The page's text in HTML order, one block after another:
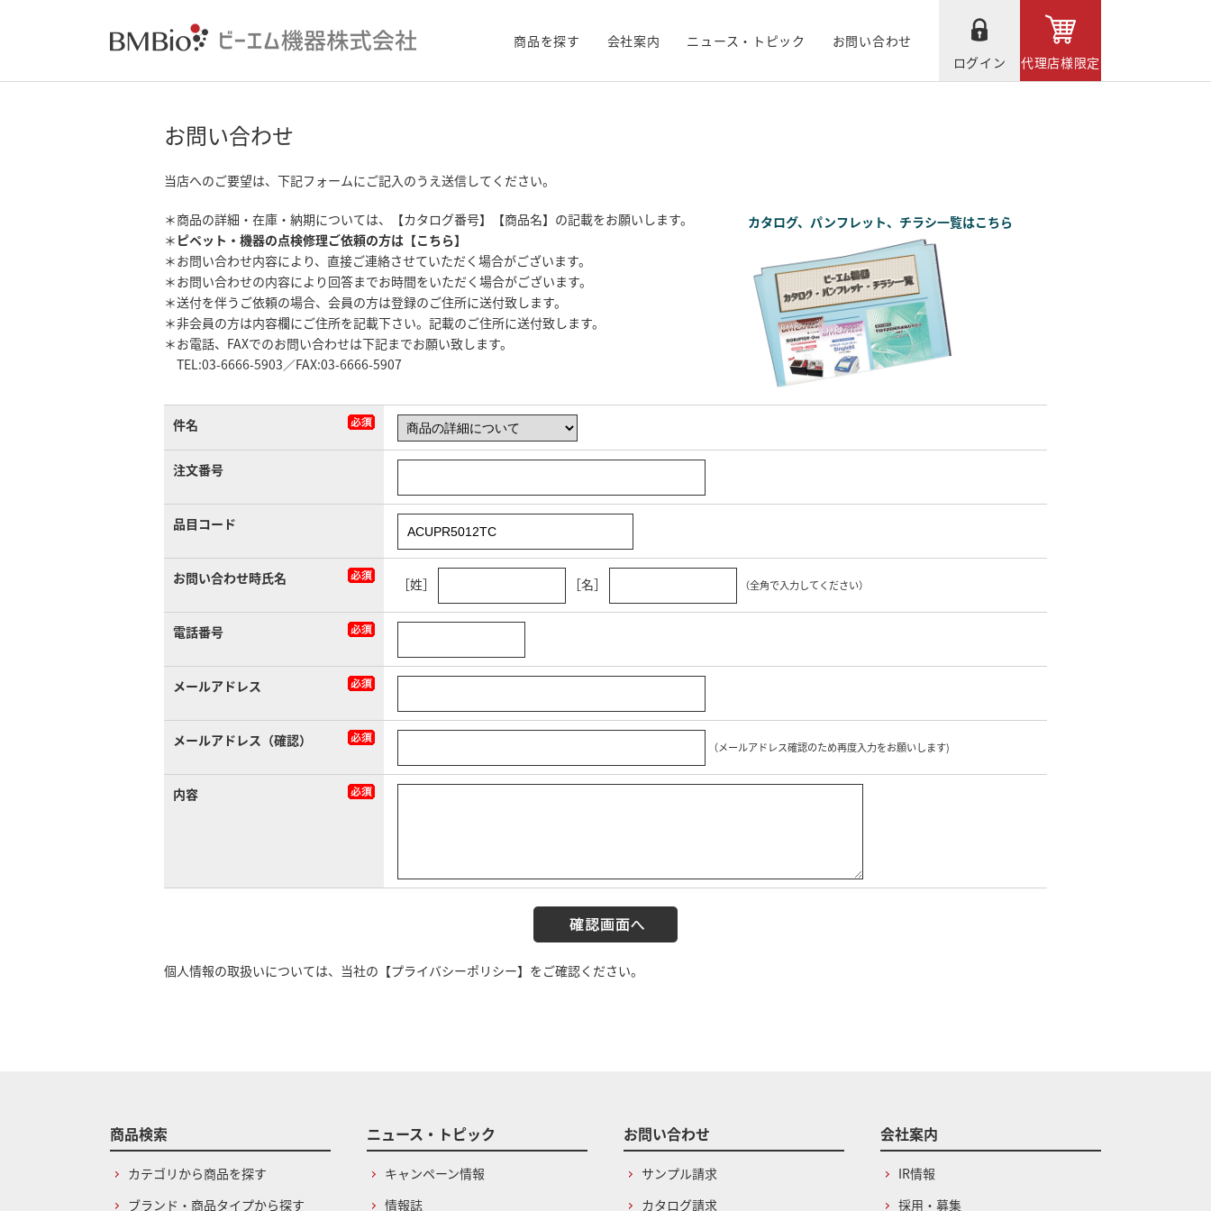
商品を探す 会社案内 ニュース・トピック
お問い合わせ
ログイン
代理店様限定
お問い合わせ
当店へのご要望は、下記フォームにご記入のうえ送信してください。
＊商品の詳細・在庫・納期については、【カタログ番号】【商品名】の記載をお願いします。
＊ ピペット・機器の点検修理ご依頼の方は【こちら】
＊お問い合わせ内容により、直接ご連絡させていただく場合がございます。
＊お問い合わせの内容により回答までお時間をいただく場合がございます。
＊送付を伴うご依頼の場合、会員の方は登録のご住所に送付致します。
＊非会員の方は内容欄にご住所を記載下さい。記載のご住所に送付致します。
＊お電話、FAXでのお問い合わせは下記までお願い致します。
TEL:03-6666-5903／FAX:03-6666-5907
カタログ、パンフレット、チラシ一覧はこちら
件名
注文番号
品目コード
お問い合わせ時氏名 ［姓］ ［名］ （全角で入力してください）
電話番号
メールアドレス
メールアドレス（確認） （メールアドレス確認のため再度入力をお願いします)
内容
個人情報の取扱いについては、当社の 【プライバシーポリシー】 をご確認ください。
商品検索
カテゴリから商品を探す
ブランド・商品タイプから探す
ニュース・トピック
キャンペーン情報
情報誌
お問い合わせ
サンプル請求
カタログ請求
会社案内
IR情報
採用・募集